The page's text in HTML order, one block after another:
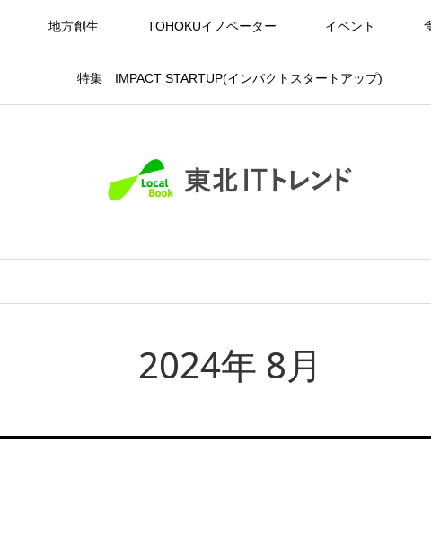
地方創生 TOHOKUイノベーター イベント
特集 IMPACT STARTUP(インパクトスタートアップ)
2024年 8月